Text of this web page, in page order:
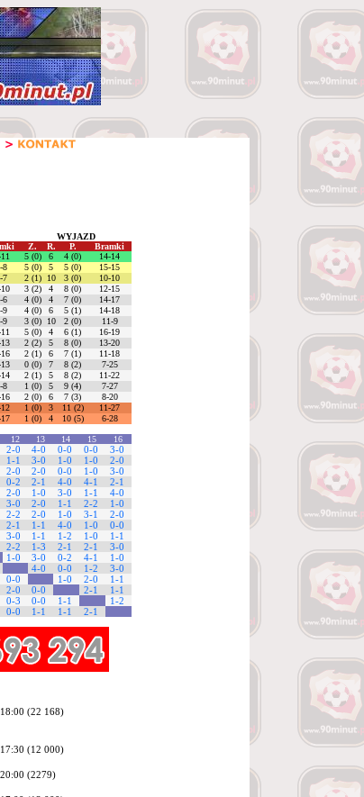
WYJAZD
Z. R. P.
Bramki
5 (0) 6 4 (0)
14-14
8 5 (0) 5 5 (0)
15-15
7 2 (1) 10 3 (0)
10-10
3 (2) 4 8 (0)
12-15
6 4 (0) 4 7 (0)
14-17
9 4 (0) 6 5 (1)
14-18
9 3 (0) 10 2 (0)
11-9
5 (0) 4 6 (1)
16-19
2 (2) 5 8 (0)
13-20
2 (1) 6 7 (1)
11-18
0 (0) 7 8 (2)
7-25
2 (1) 5 8 (2)
11-22
8 1 (0) 5 9 (4)
7-27
2 (0) 6 7 (3)
8-20
1 (0) 3 11 (2)
11-27
1 (0) 4 10 (5) 6-28
12 13 14 15
16
2-0 4-0 0-0 0-0 3-0
1-1 3-0 1-0 1-0 2-0
2-0 2-0 0-0 1-0 3-0
0-2 2-1 4-0 4-1 2-1
2-0 1-0 3-0 1-1 4-0
3-0 2-0 1-1 2-2 1-0
2-2 2-0 1-0 3-1 2-0
2-1 1-1 4-0 1-0 0-0
3-0 1-1 1-2 1-0 1-1
2-2 1-3 2-1 2-1 3-0
1-0 3-0 0-2 4-1 1-0
4-0 0-0 1-2 3-0
0-0 1-0 2-0 1-1
2-0 0-0 2-1 1-1
0-3 0-0 1-1 1-2
0-0 1-1 1-1 2-1
(22 168)
(12 000)
(2279)